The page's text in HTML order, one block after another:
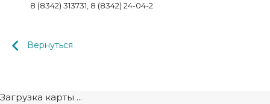
8 (8342) 313731, 8 (8342) 24-04-2
Вернуться
Загрузка карты ...